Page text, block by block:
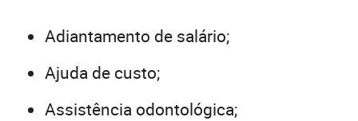
Adiantamento de salário;
Ajuda de custo;
Assistência odontológica;